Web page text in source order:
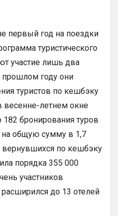
первый год на поездки
туристического
участие лишь два
прошлом году они
туристов по кешбэку
весенне-летнем окне
бронирования туров
на общую сумму в 1,7
по кешбэку
порядка 355 000
участников
до 13 отелей